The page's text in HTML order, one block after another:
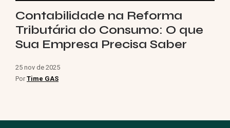
Contabilidade na Reforma
Tributária do Consumo: O que
Sua Empresa Precisa Saber
25 nov de 2025
Por Time GAS